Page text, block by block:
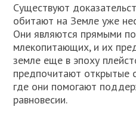
Существуют
обитают на Земле уже
Они являются прямыми
млекопитающих, и их
земле еще в эпоху
предпочитают открытые
где они помогают
равновесии.